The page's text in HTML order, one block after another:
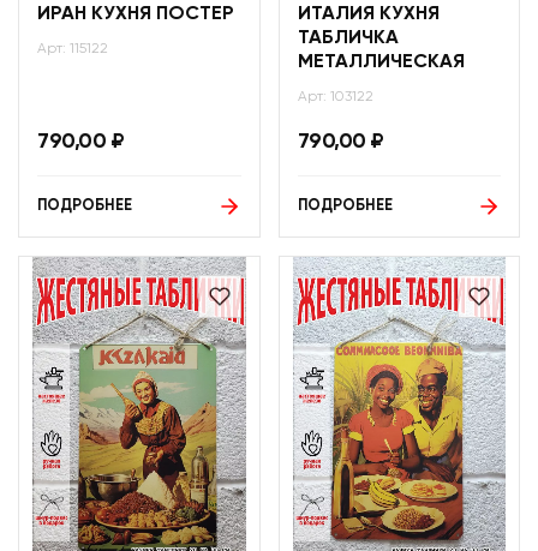
ИРАН КУХНЯ ПОСТЕР
Арт: 115122
790,00 ₽
ПОДРОБНЕЕ
ИТАЛИЯ КУХНЯ
ТАБЛИЧКА
МЕТАЛЛИЧЕСКАЯ
Арт: 103122
790,00 ₽
ПОДРОБНЕЕ